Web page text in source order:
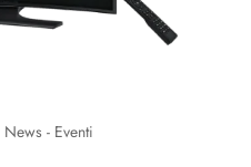
News - Eventi